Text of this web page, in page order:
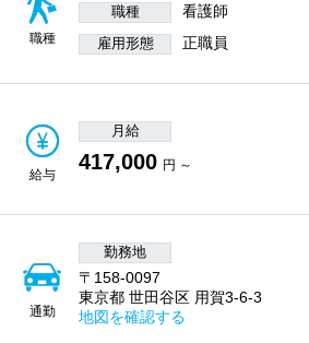
職種
職種 看護師
雇用形態 正職員
給与
月給
417,000 円 ～
通勤
勤務地
〒158-0097
東京都 世田谷区 用賀3-6-3
地図を確認する